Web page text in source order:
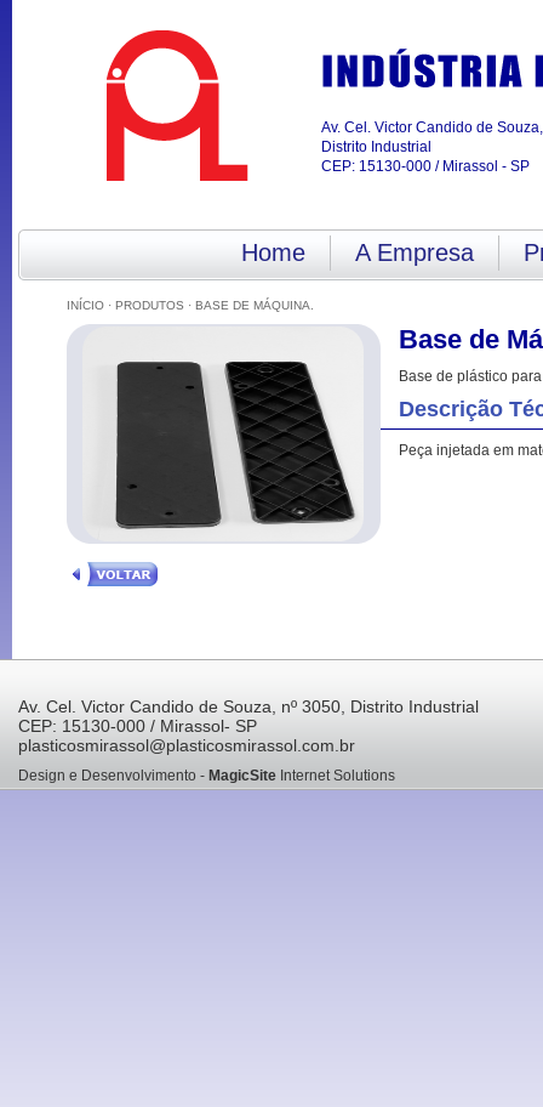
Av. Cel. Victor Candido de
Distrito Industrial
CEP: 15130-000 / Mirassol - SP
Home A Empresa
INÍCIO · PRODUTOS · BASE DE MÁQUINA.
Base de
Base de plástico
Descrição
Peça injetada em
Av. Cel. Victor Candido de Souza, nº 3050, Distrito Industrial
CEP: 15130-000 / Mirassol- SP
plasticosmirassol@plasticosmirassol.com.br
Design e Desenvolvimento - MagicSite Internet Solutions